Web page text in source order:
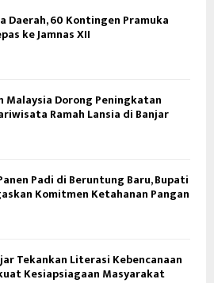
Daerah, 60 Kontingen Pramuka
ke Jamnas XII
Malaysia Dorong Peningkatan
Ramah Lansia di Banjar
Padi di Beruntung Baru, Bupati
Komitmen Ketahanan Pangan
Tekankan Literasi Kebencanaan
Kesiapsiagaan Masyarakat